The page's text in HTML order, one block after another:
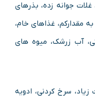
جوانه زده، بذرهای
مقدارکم، غذاهای خام،
آب زرشک، میوه های
سرخ کردنی، ادویه